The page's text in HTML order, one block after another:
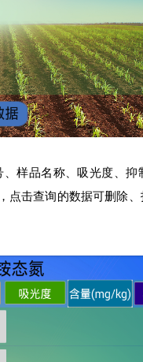
样品名称、吸光度、抑
点击查询的数据可删除